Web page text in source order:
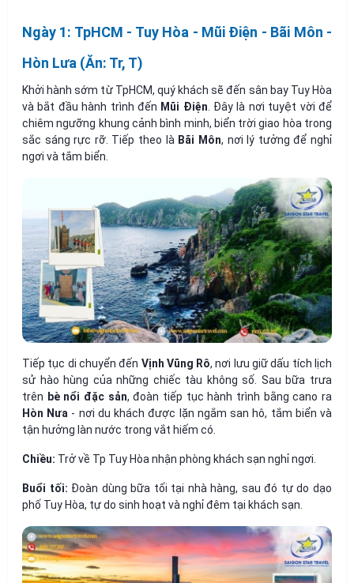
Ngày 1: TpHCM - Tuy Hòa - Mũi Điện - Bãi Môn -
Hòn Lưa (Ăn: Tr, T)
Khởi hành sớm từ TpHCM, quý khách sẽ đến sân bay Tuy Hòa
và bắt đầu hành trình đến Mũi Điện . Đây là nơi tuyệt vời để
chiêm ngưỡng khung cảnh bình minh, biển trời giao hòa trong
sắc sáng rực rỡ. Tiếp theo là Bãi Môn, nơi lý tưởng để nghỉ
ngơi và tắm biển.
Tiếp tục di chuyển đến Vịnh Vũng Rô, nơi lưu giữ dấu tích lịch
sử hào hùng của những chiếc tàu không số. Sau bữa trưa
trên bè nổi đặc sản, đoàn tiếp tục hành trình bằng cano ra
Hòn Nưa - nơi du khách được lặn ngắm san hô, tắm biển và
tận hưởng làn nước trong vắt hiếm có.
Chiều: Trở về Tp Tuy Hòa nhận phòng khách sạn nghỉ ngơi.
Buổi tối: Đoàn dùng bữa tối tại nhà hàng, sau đó tự do dạo
phố Tuy Hòa, tự do sinh hoạt và nghỉ đêm tại khách sạn.